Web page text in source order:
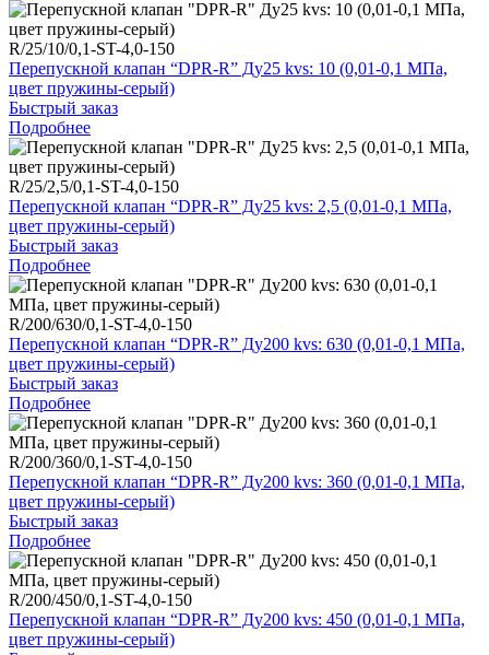
R/25/10/0,1-ST-4,0-150
Перепускной клапан “DPR-R” Ду25 kvs: 10 (0,01-0,1 МПа,
цвет пружины-серый)
Быстрый заказ
Подробнее
R/25/2,5/0,1-ST-4,0-150
Перепускной клапан “DPR-R” Ду25 kvs: 2,5 (0,01-0,1 МПа,
цвет пружины-серый)
Быстрый заказ
Подробнее
R/200/630/0,1-ST-4,0-150
Перепускной клапан “DPR-R” Ду200 kvs: 630 (0,01-0,1 МПа,
цвет пружины-серый)
Быстрый заказ
Подробнее
R/200/360/0,1-ST-4,0-150
Перепускной клапан “DPR-R” Ду200 kvs: 360 (0,01-0,1 МПа,
цвет пружины-серый)
Быстрый заказ
Подробнее
R/200/450/0,1-ST-4,0-150
Перепускной клапан “DPR-R” Ду200 kvs: 450 (0,01-0,1 МПа,
цвет пружины-серый)